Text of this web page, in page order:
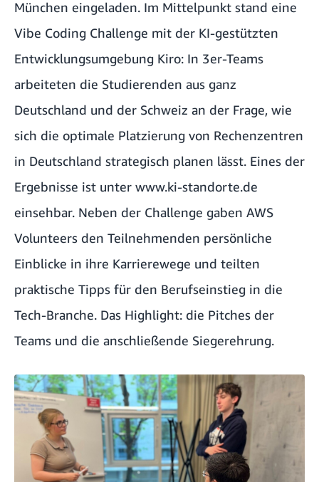
München eingeladen. Im Mittelpunkt stand eine
Vibe Coding Challenge mit der KI-gestützten
Entwicklungsumgebung Kiro: In 3er-Teams
arbeiteten die Studierenden aus ganz
Deutschland und der Schweiz an der Frage, wie
sich die optimale Platzierung von Rechenzentren
in Deutschland strategisch planen lässt. Eines der
Ergebnisse ist unter www.ki-standorte.de
einsehbar. Neben der Challenge gaben AWS
Volunteers den Teilnehmenden persönliche
Einblicke in ihre Karrierewege und teilten
praktische Tipps für den Berufseinstieg in die
Tech-Branche. Das Highlight: die Pitches der
Teams und die anschließende Siegerehrung.